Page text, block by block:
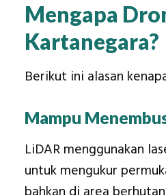
Mengapa
Kartanegara?
Berikut ini alasan
Mampu
LiDAR menggunakan
untuk mengukur